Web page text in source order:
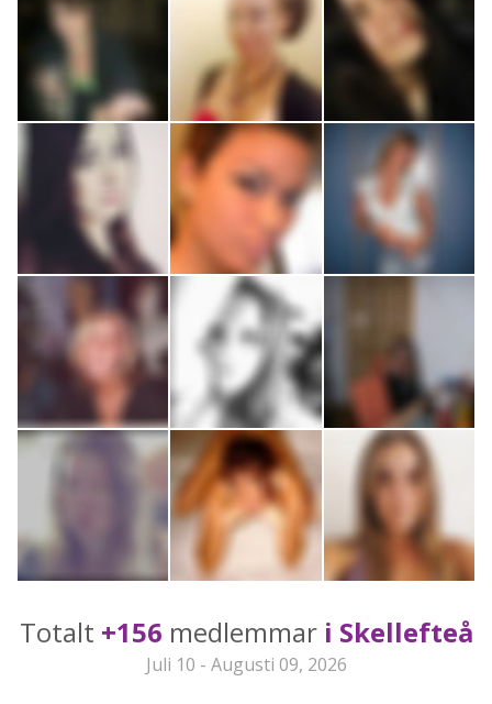
Totalt +156 medlemmar i Skellefteå
Juli 10 - Augusti 09, 2026